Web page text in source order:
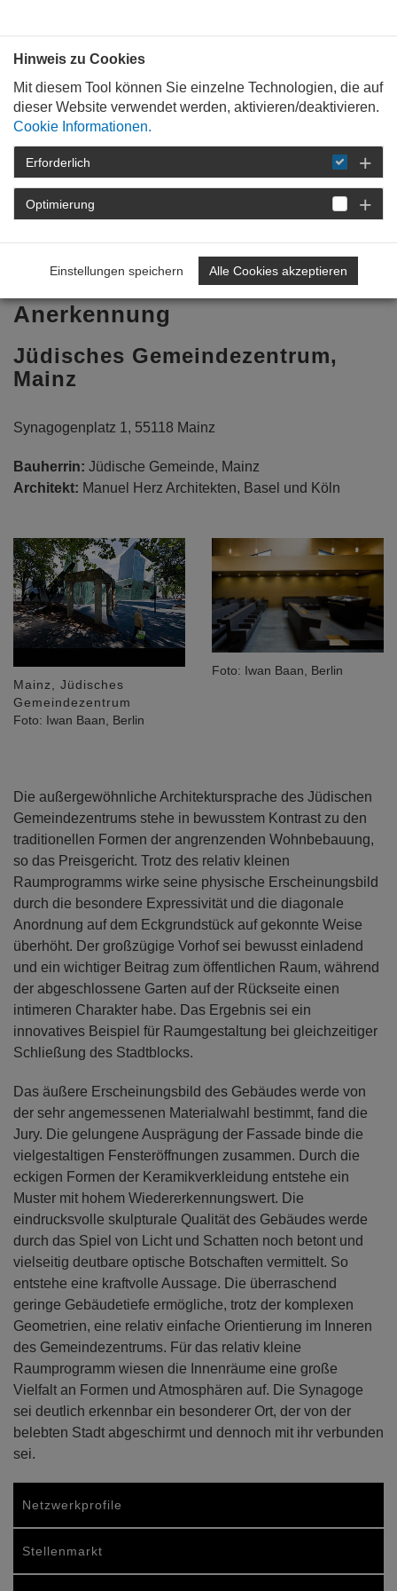
STARTSEITE
VERGABE UND WETTBEWERB
PREISE UND
AUSZEICHNUNGSVERFAHREN
Anerkennung
Jüdisches Gemeindezentrum,
Mainz
Synagogenplatz 1, 55118 Mainz
Bauherrin: Jüdische Gemeinde, Mainz
Architekt: Manuel Herz Architekten, Basel und Köln
Mainz, Jüdisches
Gemeindezentrum
Foto: Iwan Baan, Berlin
Foto: Iwan Baan, Berlin
Die außergewöhnliche Architektursprache des Jüdischen
Gemeindezentrums stehe in bewusstem Kontrast zu den
traditionellen Formen der angrenzenden Wohnbebauung,
so das Preisgericht. Trotz des relativ kleinen
Raumprogramms wirke seine physische Erscheinungsbild
durch die besondere Expressivität und die diagonale
Anordnung auf dem Eckgrundstück auf gekonnte Weise
überhöht. Der großzügige Vorhof sei bewusst einladend
und ein wichtiger Beitrag zum öffentlichen Raum, während
der abgeschlossene Garten auf der Rückseite einen
intimeren Charakter habe. Das Ergebnis sei ein
innovatives Beispiel für Raumgestaltung bei gleichzeitiger
Schließung des Stadtblocks.
Das äußere Erscheinungsbild des Gebäudes werde von
der sehr angemessenen Materialwahl bestimmt, fand die
Jury. Die gelungene Ausprägung der Fassade binde die
vielgestaltigen Fensteröffnungen zusammen. Durch die
eckigen Formen der Keramikverkleidung entstehe ein
Muster mit hohem Wiedererkennungswert. Die
eindrucksvolle skulpturale Qualität des Gebäudes werde
durch das Spiel von Licht und Schatten noch betont und
vielseitig deutbare optische Botschaften vermittelt. So
entstehe eine kraftvolle Aussage. Die überraschend
geringe Gebäudetiefe ermögliche, trotz der komplexen
Geometrien, eine relativ einfache Orientierung im Inneren
des Gemeindezentrums. Für das relativ kleine
Raumprogramm wiesen die Innenräume eine große
Vielfalt an Formen und Atmosphären auf. Die Synagoge
sei deutlich erkennbar ein besonderer Ort, der von der
belebten Stadt abgeschirmt und dennoch mit ihr verbunden
sei.
Netzwerkprofile
Stellenmarkt
Hinweis zu Cookies
Mit diesem Tool können Sie einzelne Technologien, die auf
dieser Website verwendet werden, aktivieren/deaktivieren.
Cookie Informationen.
Erforderlich
Optimierung
Einstellungen speichern Alle Cookies akzeptieren